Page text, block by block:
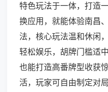
特色玩法于一体，打造
换应用，就能体验南昌
法，核心玩法温和休闲
轻松娱乐，胡牌门槛适
也能打造高番牌型收获
活，玩家可自由制定对